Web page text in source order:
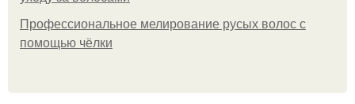
Профессиональное мелирование русых волос с
помощью чёлки